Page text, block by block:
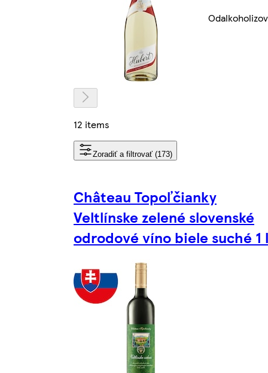
12 items
Zoradiť a filtrovať (173)
Château Topoľčianky
Veltlínske zelené slovenské
odrodové víno biele suché 1 l